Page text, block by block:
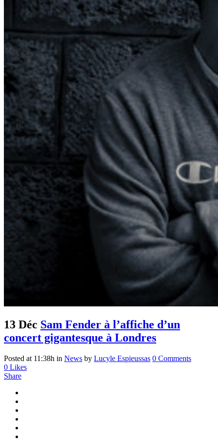
13 Déc Sam Fender à l’affiche d’un
concert gigantesque à Londres
Posted at 11:38h in News by Lucyle Espieussas 0 Comments
0 Likes
Share